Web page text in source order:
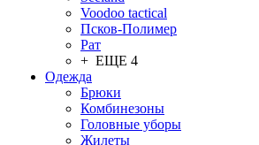
Voodoo tactical
Псков-Полимер
Рат
+ ЕЩЕ 4
Одежда
Брюки
Комбинезоны
Головные уборы
Жилеты